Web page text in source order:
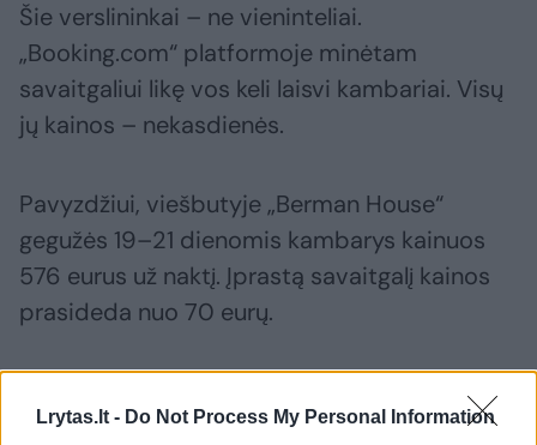
Lrytas.lt - Do Not Process My Personal Information
Šie verslininkai – ne vieninteliai.
„Booking.com“ platformoje minėtam
savaitgaliui likę vos keli laisvi kambariai. Visų
jų kainos – nekasdienės.
Pavyzdžiui, viešbutyje „Berman House“
gegužės 19–21 dienomis kambarys kainuos
576 eurus už naktį. Įprastą savaitgalį kainos
prasideda nuo 70 eurų.
Viešbučio vadovas Lukas Navickas kalbėjo
panašiai: kokia rinka, tokios ir kainos.